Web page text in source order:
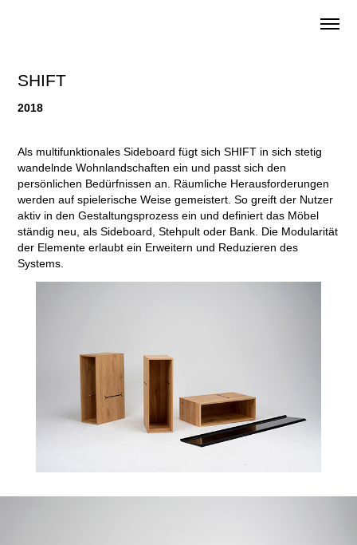
SHIFT
2018
Als multifunktionales Sideboard fügt sich SHIFT in sich stetig
wandelnde Wohnlandschaften ein und passt sich den
persönlichen Bedürfnissen an. Räumliche Herausforderungen
werden auf spielerische Weise gemeistert. So greift der Nutzer
aktiv in den Gestaltungsprozess ein und definiert das Möbel
ständig neu, als Sideboard, Stehpult oder Bank. Die Modularität
der Elemente erlaubt ein Erweitern und Reduzieren des
Systems.